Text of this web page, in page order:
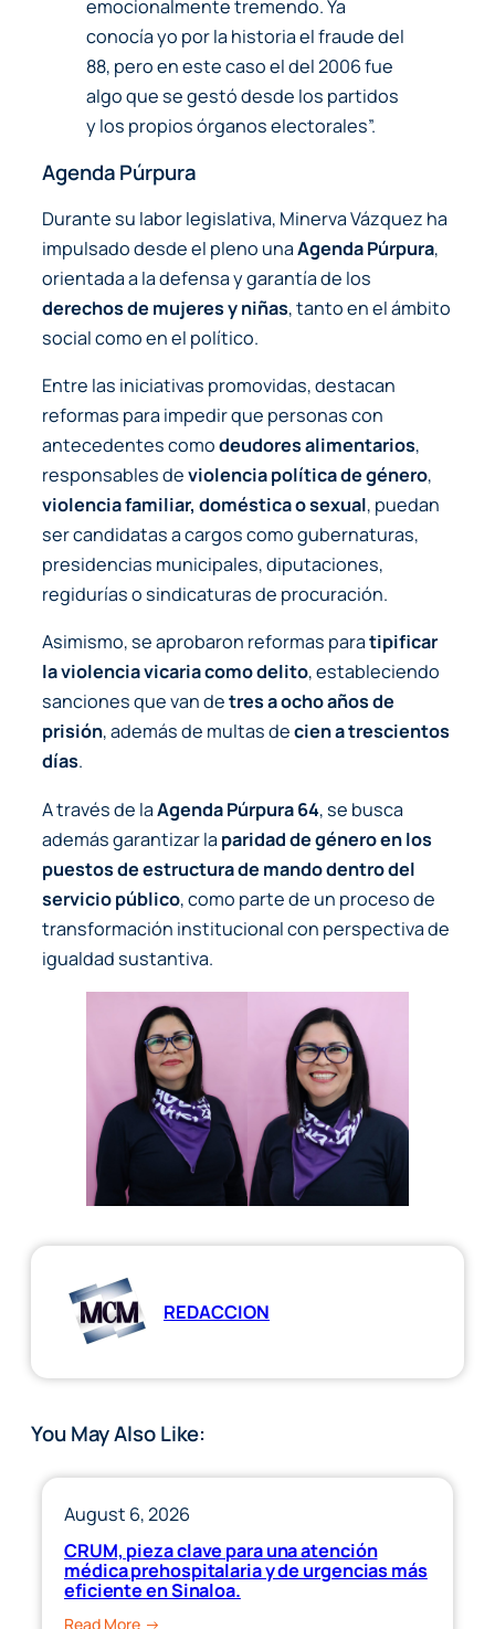
emocionalmente tremendo. Ya
conocía yo por la historia el fraude del
88, pero en este caso el del 2006 fue
algo que se gestó desde los partidos
y los propios órganos electorales”.
Agenda Púrpura
Durante su labor legislativa, Minerva Vázquez ha
impulsado desde el pleno unaAgenda Púrpura,
orientada a la defensa y garantía de los
derechos de mujeres y niñas, tanto en el ámbito
social como en el político.
Entre las iniciativas promovidas, destacan
reformas para impedir que personas con
antecedentes comodeudores alimentarios,
responsables deviolencia política de género,
violencia familiar, doméstica o sexual, puedan
ser candidatas a cargos como gubernaturas,
presidencias municipales, diputaciones,
regidurías o sindicaturas de procuración.
Asimismo, se aprobaron reformas paratipificar
la violencia vicaria como delito, estableciendo
sanciones que van detres a ocho años de
prisión, además de multas decien a trescientos
días.
A través de laAgenda Púrpura 64, se busca
además garantizar la paridad de género en los
puestos de estructura de mando dentro del
servicio público, como parte de un proceso de
transformación institucional con perspectiva de
igualdad sustantiva.
REDACCION
You May Also Like:
August 6, 2026
CRUM, pieza clave para una atención
médica prehospitalaria y de urgencias más
eficiente en Sinaloa.
Read More: